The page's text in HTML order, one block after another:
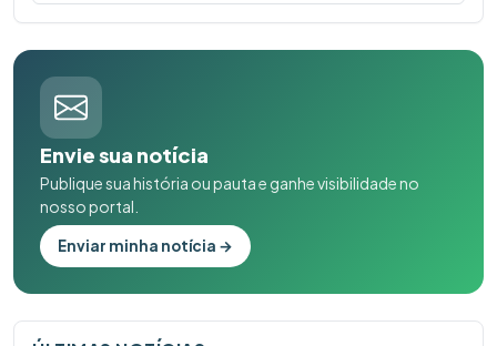
Envie sua notícia
Publique sua história ou pauta e ganhe visibilidade no
nosso portal.
Enviar minha notícia →